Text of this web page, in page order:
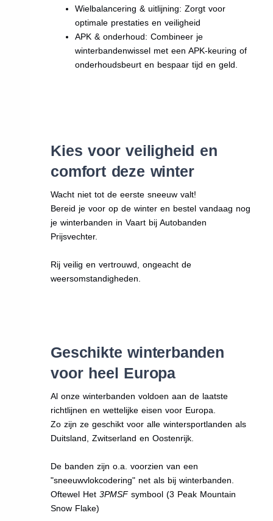
Wielbalancering & uitlijning: Zorgt voor
optimale prestaties en veiligheid
APK & onderhoud: Combineer je
winterbandenwissel met een APK-keuring of
onderhoudsbeurt en bespaar tijd en geld.
Kies voor veiligheid en
comfort deze winter
Wacht niet tot de eerste sneeuw valt!
Bereid je voor op de winter en bestel vandaag nog
je winterbanden in Vaart bij Autobanden
Prijsvechter.
Rij veilig en vertrouwd, ongeacht de
weersomstandigheden.
Geschikte winterbanden
voor heel Europa
Al onze winterbanden voldoen aan de laatste
richtlijnen en wettelijke eisen voor Europa.
Zo zijn ze geschikt voor alle wintersportlanden als
Duitsland, Zwitserland en Oostenrijk.
De banden zijn o.a. voorzien van een
"sneeuwvlokcodering" net als bij winterbanden.
Oftewel Het3PMSFsymbool (3 Peak Mountain
Snow Flake)